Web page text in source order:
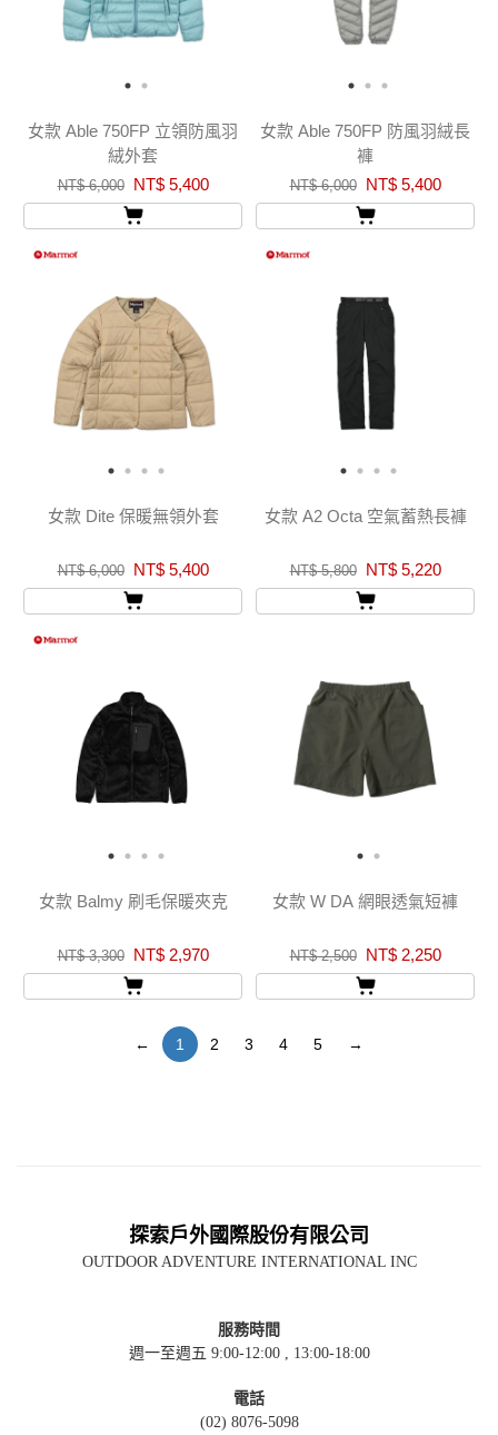
女款 Able 750FP 立領防風羽
絨外套
NT$ 6,000 NT$ 5,400
女款 Able 750FP 防風羽絨長
褲
NT$ 6,000 NT$ 5,400
女款 Dite 保暖無領外套
NT$ 6,000 NT$ 5,400
女款 A2 Octa 空氣蓄熱長褲
NT$ 5,800 NT$ 5,220
女款 Balmy 刷毛保暖夾克
NT$ 3,300 NT$ 2,970
女款 W DA 網眼透氣短褲
NT$ 2,500 NT$ 2,250
← 1 2 3 4 5 →
探索戶外國際股份有限公司
OUTDOOR ADVENTURE INTERNATIONAL INC
服務時間
週一至週五 9:00-12:00 , 13:00-18:00
電話
(02) 8076-5098